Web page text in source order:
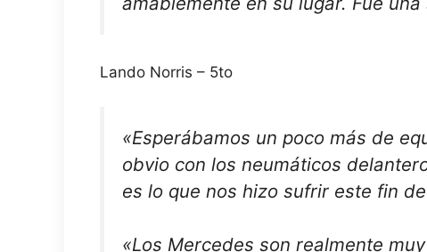
Lando Norris – 5to
«Esperábamos un poco más de
obvio con los neumáticos
es lo que nos hizo sufrir este fin
«Los Mercedes son realmente